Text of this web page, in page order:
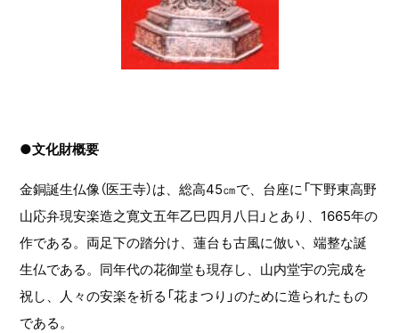
●文化財概要
金銅誕生仏像（医王寺）は、総高45㎝で、台座に「下野東高野
山応弁現安楽造之寛文五年乙巳四月八日」とあり、1665年の
作である。両足下の踏分け、蓮台も古風に倣い、端整な誕
生仏である。同年代の花御堂も現存し、山内堂宇の完成を
祝し、人々の安楽を祈る「花まつり」のために造られたもの
である。